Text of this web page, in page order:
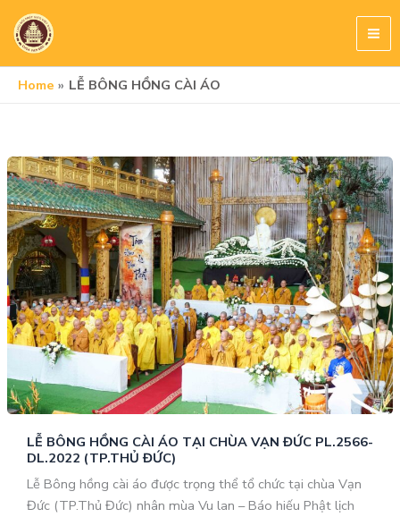
content
Home
LỄ BÔNG HỒNG CÀI ÁO
LỄ BÔNG HỒNG CÀI ÁO TẠI CHÙA VẠN ĐỨC PL.2566-
DL.2022 (TP.THỦ ĐỨC)
Lễ Bông hồng cài áo được trọng thể tổ chức tại chùa Vạn
Đức (TP.Thủ Đức) nhân mùa Vu lan – Báo hiếu Phật lịch